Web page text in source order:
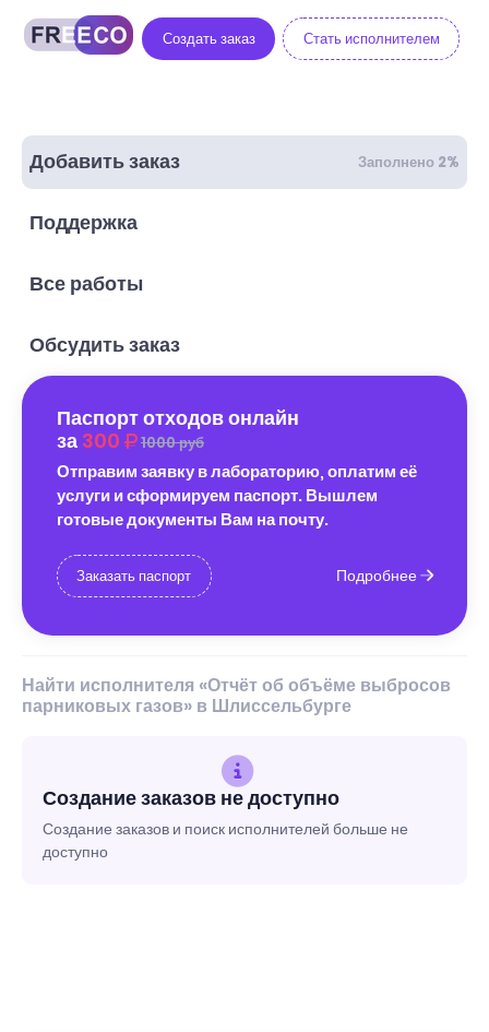
Создать заказ Стать исполнителем
Добавить заказ Заполнено 2%
Поддержка
Все работы
Обсудить заказ
Паспорт отходов онлайн
за 300 1000 руб
Отправим заявку в лабораторию, оплатим её
услуги и сформируем паспорт. Вышлем
готовые документы Вам на почту.
Заказать паспорт Подробнее
Найти исполнителя «Отчёт об объёме выбросов
парниковых газов» в Шлиссельбурге
Создание заказов не доступно
Создание заказов и поиск исполнителей больше не
доступно